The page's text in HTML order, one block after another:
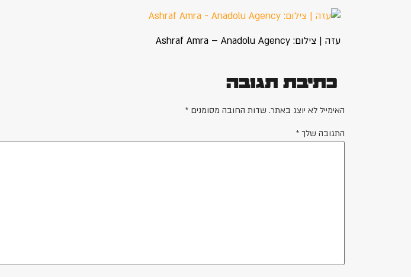
עזה | צילום: Ashraf Amra – Anadolu Agency
כתיבת תגובה
האימייל לא יוצג באתר. שדות החובה מסומנים *
התגובה שלך *